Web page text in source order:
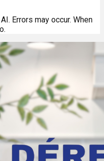
Errors may occur. When